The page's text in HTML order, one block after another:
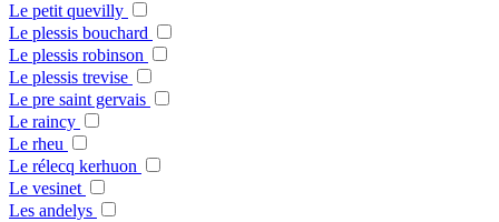
Le petit quevilly
Le plessis bouchard
Le plessis robinson
Le plessis trevise
Le pre saint gervais
Le raincy
Le rheu
Le rélecq kerhuon
Le vesinet
Les andelys